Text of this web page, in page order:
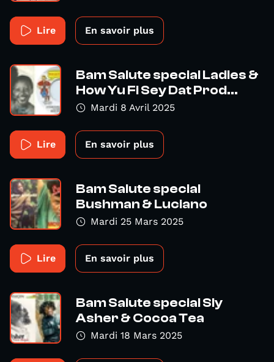
Lire En savoir plus
Bam Salute special Ladies &
How Yu Fi Sey Dat Prod...
Mardi 8 Avril 2025
Lire En savoir plus
Bam Salute special
Bushman & Luciano
Mardi 25 Mars 2025
Lire En savoir plus
Bam Salute special Sly
Asher & Cocoa Tea
Mardi 18 Mars 2025